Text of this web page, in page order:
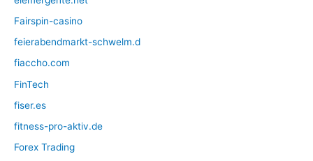
Fairspin-casino
feierabendmarkt-schwelm.d
fiaccho.com
FinTech
fiser.es
fitness-pro-aktiv.de
Forex Trading